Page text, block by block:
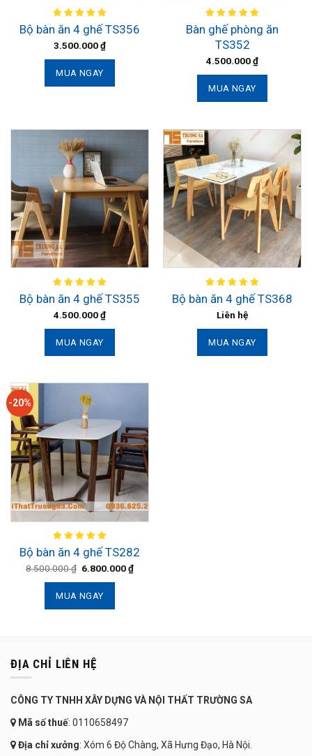
Bộ bàn ăn 4 ghế TS356
3.500.000₫
MUA NGAY
Bàn ghế phòng ăn
TS352
4.500.000₫
MUA NGAY
Bộ bàn ăn 4 ghế TS355
4.500.000₫
MUA NGAY
Bộ bàn ăn 4 ghế TS368
Liên hệ
MUA NGAY
-20%
Bộ bàn ăn 4 ghế TS282
8.500.000₫ 6.800.000₫
MUA NGAY
ĐỊA CHỈ LIÊN HỆ
CÔNG TY TNHH XÂY DỰNG VÀ NỘI THẤT TRƯỜNG SA
Mã số thuế: 0110658497
Địa chỉ xưởng: Xóm 6 Độ Chàng, Xã Hưng Đạo, Hà Nội.